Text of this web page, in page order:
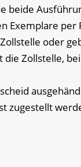
beide
Exemplare per
oder
die Zollstelle,
zugestellt